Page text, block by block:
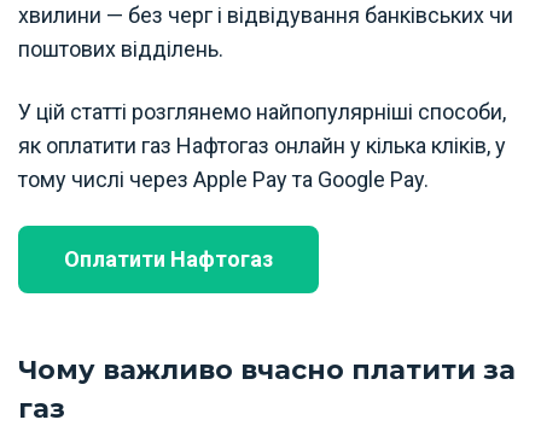
хвилини — без черг і відвідування банківських чи
поштових відділень.
У цій статті розглянемо найпопулярніші способи,
як оплатити газ Нафтогаз онлайн у кілька кліків, у
тому числі через Apple Pay та Google Pay.
Оплатити Нафтогаз
Чому важливо вчасно платити за
газ